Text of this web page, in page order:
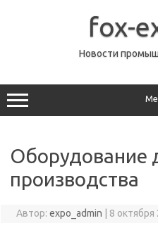
fox-
Новости
Оборудование
производства
Автор: expo_admin 8 октября